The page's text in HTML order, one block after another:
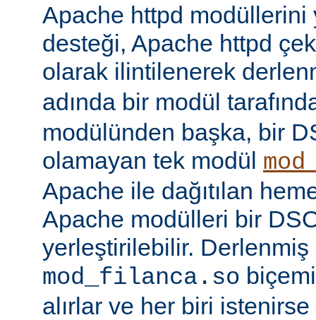
Apache httpd
desteği, Apache httpd
olarak ilintilenerek
adında bir modül
modülünden başka, bir
olamayan tek modül
Apache ile dağıtılan
Apache modülleri bir
yerleştirilebilir.
mod_filanca.so
alırlar ve her biri istenirse